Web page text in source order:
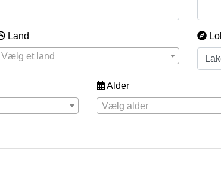
Land
Vælg et land
Alder
Vælg alder